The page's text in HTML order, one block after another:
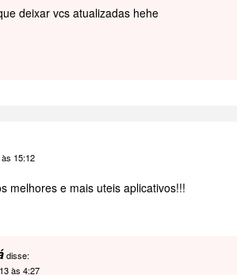
deixar vcs atualizadas hehe
15:12
melhores e mais uteis aplicativos!!!
disse:
às 4:27